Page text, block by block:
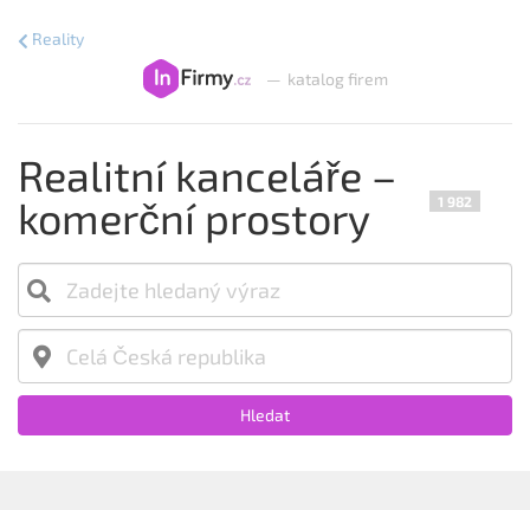
— katalog firem
Reality
Realitní kanceláře –
komerční prostory
1 982
Hledat